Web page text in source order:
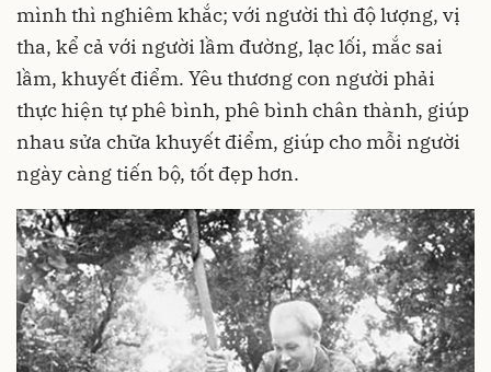
mình thì nghiêm khắc; với người thì độ lượng, vị
tha, kể cả với người lầm đường, lạc lối, mắc sai
lầm, khuyết điểm. Yêu thương con người phải
thực hiện tự phê bình, phê bình chân thành, giúp
nhau sửa chữa khuyết điểm, giúp cho mỗi người
ngày càng tiến bộ, tốt đẹp hơn.